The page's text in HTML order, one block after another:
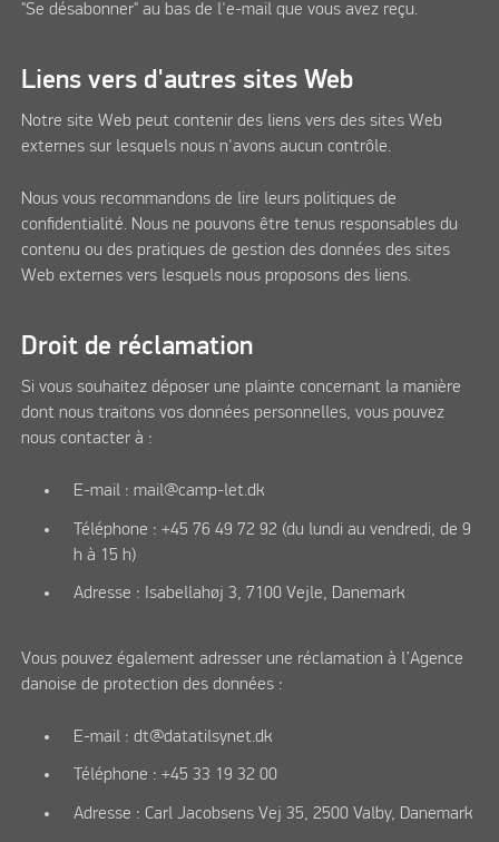
"Se désabonner" au bas de l'e-mail que vous avez reçu.
Liens vers d'autres sites Web
Notre site Web peut contenir des liens vers des sites Web
externes sur lesquels nous n'avons aucun contrôle.
Nous vous recommandons de lire leurs politiques de
confidentialité. Nous ne pouvons être tenus responsables du
contenu ou des pratiques de gestion des données des sites
Web externes vers lesquels nous proposons des liens.
Droit de réclamation
Si vous souhaitez déposer une plainte concernant la manière
dont nous traitons vos données personnelles, vous pouvez
nous contacter à :
E-mail : mail@camp-let.dk
Téléphone : +45 76 49 72 92 (du lundi au vendredi, de 9
h à 15 h)
Adresse : Isabellahøj 3, 7100 Vejle, Danemark
Vous pouvez également adresser une réclamation à l’Agence
danoise de protection des données :
E-mail : dt@datatilsynet.dk
Téléphone : +45 33 19 32 00
Adresse : Carl Jacobsens Vej 35, 2500 Valby, Danemark